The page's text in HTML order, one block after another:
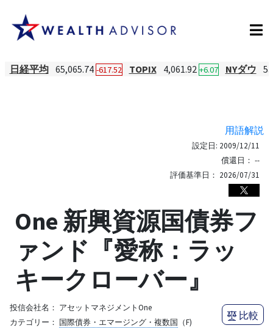
日経平均 65,065.74 -617.52 TOPIX 4,061.92 +6.07 NYダウ
用語解説
設定日: 2009/12/11
償還日： --
評価基準日： 2026/07/31
One 新興資源国債券フ
ァンド『愛称：ラッ
キークローバー』
投信会社名： アセットマネジメントOne
カテゴリー： 国際債券・エマージング・複数国 （F)
比較